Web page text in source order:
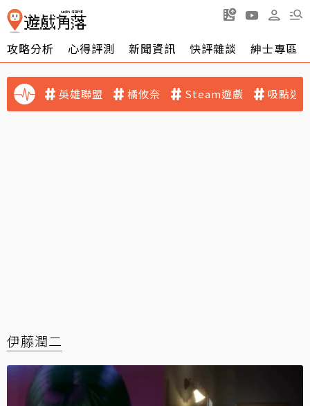
攻略分析 心得評測 新聞資訊 快評雜談 紳士專區
英雄聯盟 橘攸奈 Steam遊戲 吸點迷
伊藤潤二